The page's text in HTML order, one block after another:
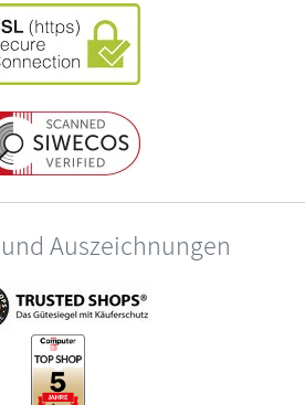
Auszeichnungen